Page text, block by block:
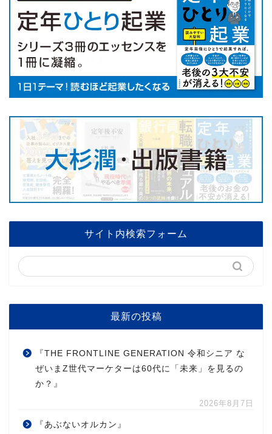
サイト内検索フォーム
最新の投稿
『THE FRONTLINE GENERATION 令和シニア な
ぜいまZ世代マーケターは60代に「未来」を見るの
か？』
2026年8月7日
『あぶないオルカン』